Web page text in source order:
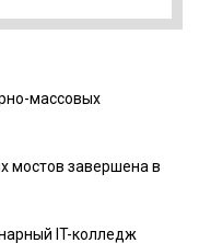
массовых
мостов завершена в
IT-колледж